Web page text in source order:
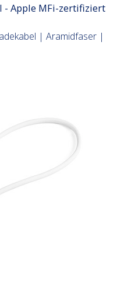
- Apple MFi-zertifiziert
| Aramidfaser |